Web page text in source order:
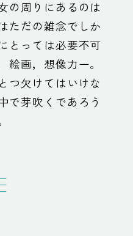
の周りにあるのは
ただの雑念でしか
とっては必要不可
絵画，想像力ー。
つ欠けてはいけな
で芽吹くであろう